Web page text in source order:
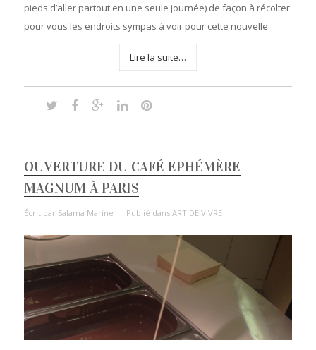
pieds d’aller partout en une seule journée) de façon à récolter
pour vous les endroits sympas à voir pour cette nouvelle
Lire la suite…
OUVERTURE DU CAFÉ EPHÉMÈRE
MAGNUM À PARIS
Écrit par Salama Marine Publié dans ART DE VIVRE